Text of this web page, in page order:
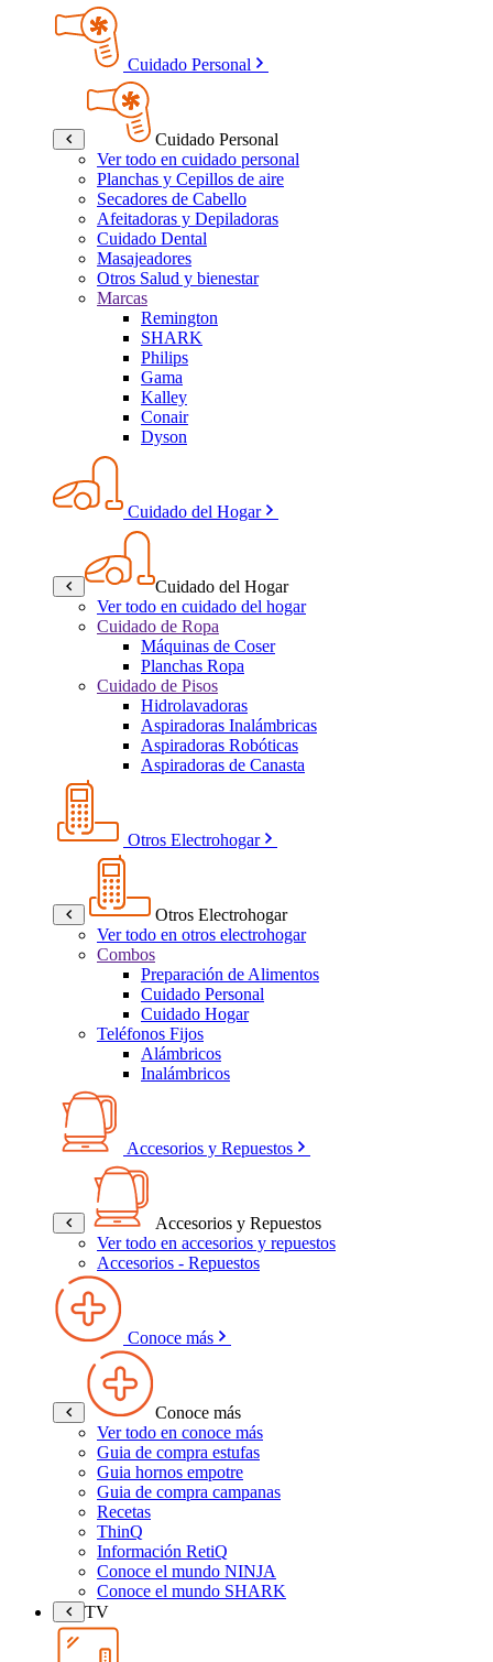
Cuidado Personal
Cuidado Personal
Ver todo en cuidado personal
Planchas y Cepillos de aire
Secadores de Cabello
Afeitadoras y Depiladoras
Cuidado Dental
Masajeadores
Otros Salud y bienestar
Marcas
Remington
SHARK
Philips
Gama
Kalley
Conair
Dyson
Cuidado del Hogar
Cuidado del Hogar
Ver todo en cuidado del hogar
Cuidado de Ropa
Máquinas de Coser
Planchas Ropa
Cuidado de Pisos
Hidrolavadoras
Aspiradoras Inalámbricas
Aspiradoras Robóticas
Aspiradoras de Canasta
Otros Electrohogar
Otros Electrohogar
Ver todo en otros electrohogar
Combos
Preparación de Alimentos
Cuidado Personal
Cuidado Hogar
Teléfonos Fijos
Alámbricos
Inalámbricos
Accesorios y Repuestos
Accesorios y Repuestos
Ver todo en accesorios y repuestos
Accesorios - Repuestos
Conoce más
Conoce más
Ver todo en conoce más
Guia de compra estufas
Guia hornos empotre
Guia de compra campanas
Recetas
ThinQ
Información RetiQ
Conoce el mundo NINJA
Conoce el mundo SHARK
TV